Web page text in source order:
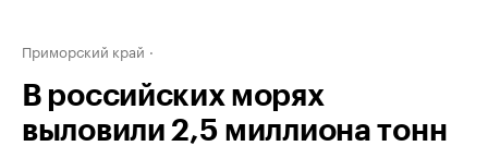
Приморский край
В российских морях
выловили 2,5 миллиона тонн